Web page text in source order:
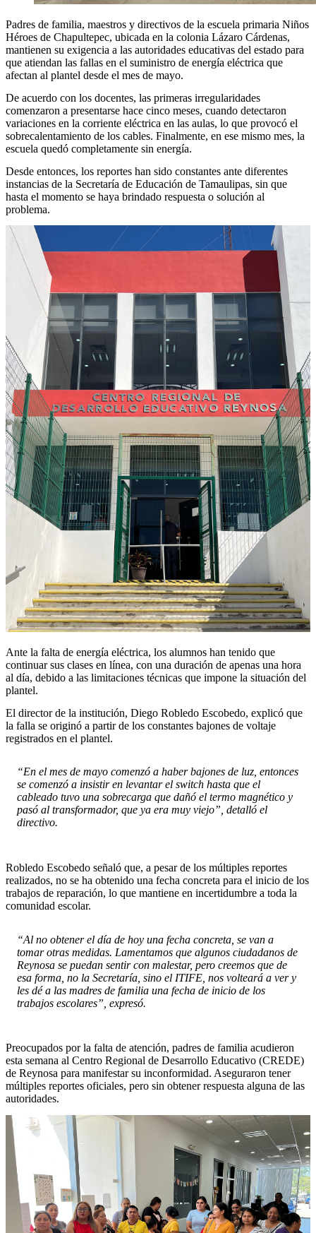
Padres de familia, maestros y directivos de la escuela primaria Niños
Héroes de Chapultepec, ubicada en la colonia Lázaro Cárdenas,
mantienen su exigencia a las autoridades educativas del estado para
que atiendan las fallas en el suministro de energía eléctrica que
afectan al plantel desde el mes de mayo.
De acuerdo con los docentes, las primeras irregularidades
comenzaron a presentarse hace cinco meses, cuando detectaron
variaciones en la corriente eléctrica en las aulas, lo que provocó el
sobrecalentamiento de los cables. Finalmente, en ese mismo mes, la
escuela quedó completamente sin energía.
Desde entonces, los reportes han sido constantes ante diferentes
instancias de la Secretaría de Educación de Tamaulipas, sin que
hasta el momento se haya brindado respuesta o solución al
problema.
Ante la falta de energía eléctrica, los alumnos han tenido que
continuar sus clases en línea, con una duración de apenas una hora
al día, debido a las limitaciones técnicas que impone la situación del
plantel.
El director de la institución, Diego Robledo Escobedo, explicó que
la falla se originó a partir de los constantes bajones de voltaje
registrados en el plantel.
“En el mes de mayo comenzó a haber bajones de luz, entonces
se comenzó a insistir en levantar el switch hasta que el
cableado tuvo una sobrecarga que dañó el termo magnético y
pasó al transformador, que ya era muy viejo”, detalló el
directivo.
Robledo Escobedo señaló que, a pesar de los múltiples reportes
realizados, no se ha obtenido una fecha concreta para el inicio de los
trabajos de reparación, lo que mantiene en incertidumbre a toda la
comunidad escolar.
“Al no obtener el día de hoy una fecha concreta, se van a
tomar otras medidas. Lamentamos que algunos ciudadanos de
Reynosa se puedan sentir con malestar, pero creemos que de
esa forma, no la Secretaría, sino el ITIFE, nos volteará a ver y
les dé a las madres de familia una fecha de inicio de los
trabajos escolares”, expresó.
Preocupados por la falta de atención, padres de familia acudieron
esta semana al Centro Regional de Desarrollo Educativo (CREDE)
de Reynosa para manifestar su inconformidad. Aseguraron tener
múltiples reportes oficiales, pero sin obtener respuesta alguna de las
autoridades.